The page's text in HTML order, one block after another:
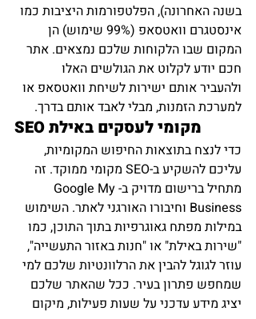
בשנה האחרונה), הפלטפורמות היציבות כמו
אינסטגרם וואטסאפ (99% שימוש) הן
המקום שבו הלקוחות שלכם נמצאים. אתר
חכם יודע לקלוט את הגולשים האלו
ולהעביר אותם ישירות לשיחת וואטסאפ או
למערכת הזמנות, מבלי לאבד אותם בדרך.
SEO מקומי לעסקים באילת
כדי לנצח בתוצאות החיפוש המקומיות,
עליכם להשקיע ב-SEO מקומי ממוקד. זה
מתחיל ברישום מדויק ב-Google My
Business וחיבורו האורגני לאתר. השימוש
במילות מפתח גאוגרפיות בתוך התוכן, כמו
"שירות באילת" או "חנות באזור התעשייה",
עוזר לגוגל להבין את הרלוונטיות שלכם למי
שמחפש פתרון בעיר. ככל שהאתר שלכם
יציג מידע עדכני על שעות פעילות, מיקום